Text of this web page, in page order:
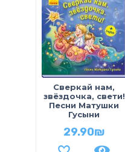
Сверкай нам,
звёздочка, свети!
Песни Матушки
Гусыни
29.90₪